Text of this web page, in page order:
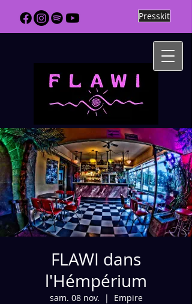
Presskit
FLAWI dans
l'Hémpérium
sam. 08 nov.
  |
Empire